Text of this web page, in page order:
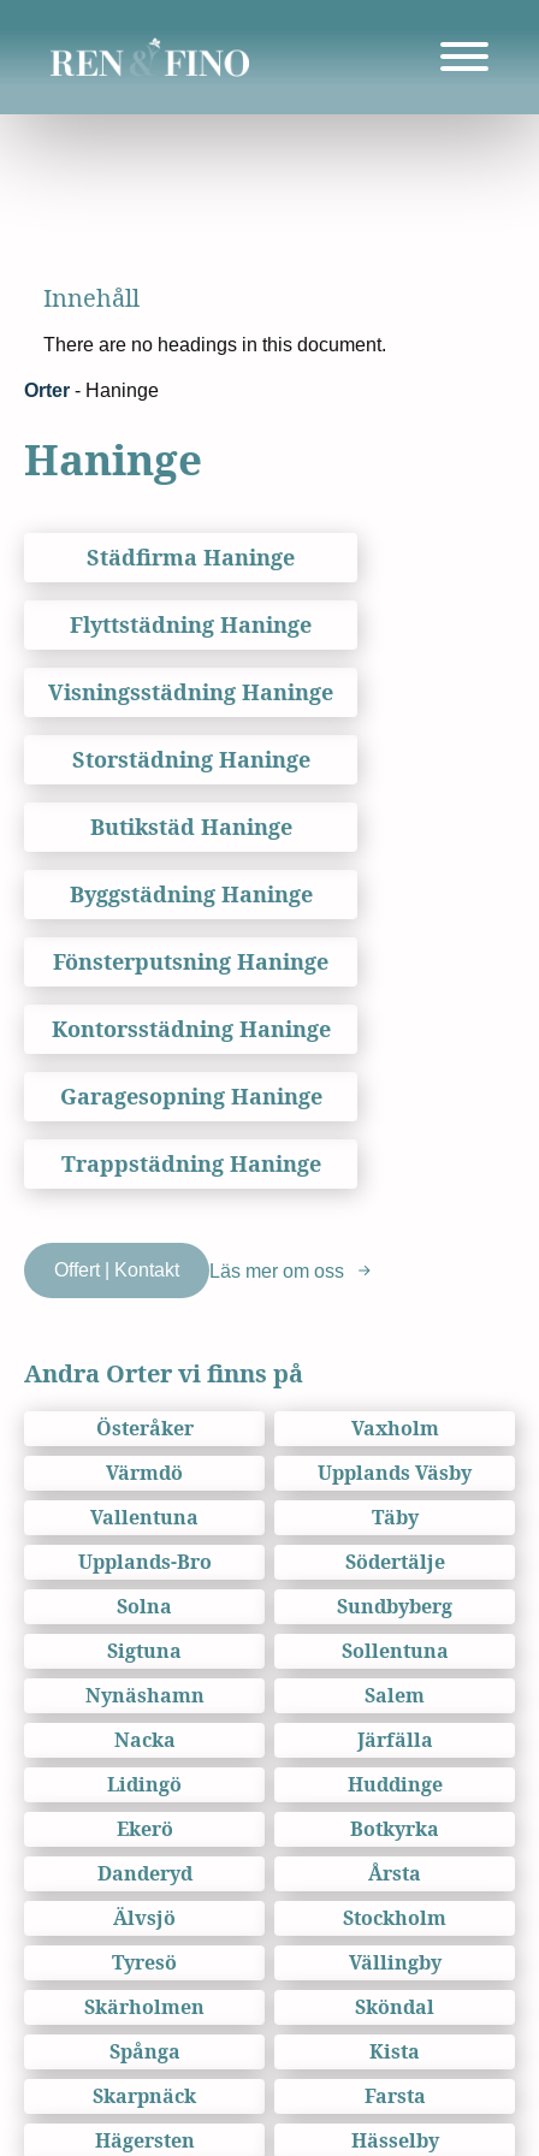
Innehåll
There are no headings in this document.
Orter - Haninge
Haninge
Städfirma Haninge
Flyttstädning Haninge
Visningsstädning Haninge
Storstädning Haninge
Butikstäd Haninge
Byggstädning Haninge
Fönsterputsning Haninge
Kontorsstädning Haninge
Garagesopning Haninge
Trappstädning Haninge
Offert | Kontakt Läs mer om oss
Andra Orter vi finns på
Österåker
Vaxholm
Värmdö
Upplands Väsby
Vallentuna
Täby
Upplands-Bro
Södertälje
Solna
Sundbyberg
Sigtuna
Sollentuna
Nynäshamn
Salem
Nacka
Järfälla
Lidingö
Huddinge
Ekerö
Botkyrka
Danderyd
Årsta
Älvsjö
Stockholm
Tyresö
Vällingby
Skärholmen
Sköndal
Spånga
Kista
Skarpnäck
Farsta
Hägersten
Hässelby